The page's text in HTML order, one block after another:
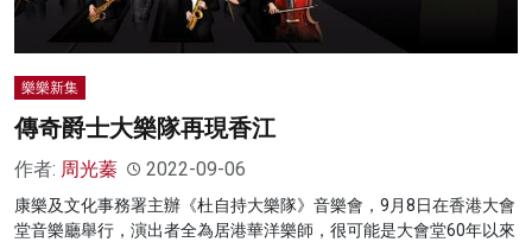
樂樂新集
傳奇爵士大樂隊再現香江
作者: 周光蓁 2022-09-06
康樂及文化事務署主辦《杜自持大樂隊》音樂會，9月8日在香港大會
堂音樂廳舉行，演出者全為居港華洋樂師，很可能是大會堂60年以來